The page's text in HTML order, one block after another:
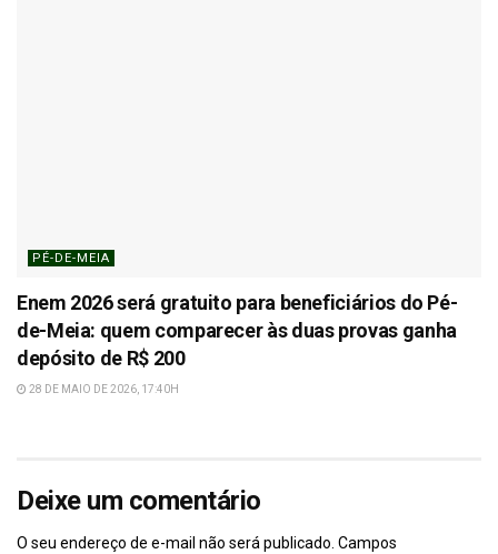
PÉ-DE-MEIA
Enem 2026 será gratuito para beneficiários do Pé-
de-Meia: quem comparecer às duas provas ganha
depósito de R$ 200
28 DE MAIO DE 2026, 17:40H
Deixe um comentário
O seu endereço de e-mail não será publicado. Campos